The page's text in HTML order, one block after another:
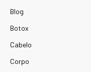
Blog
Botox
Cabelo
Corpo